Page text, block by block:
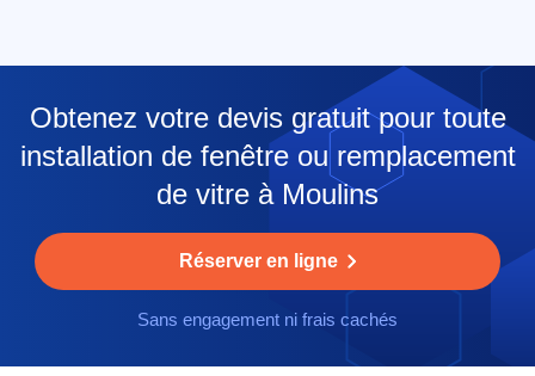
Obtenez votre devis gratuit pour toute
installation de fenêtre ou remplacement
de vitre à Moulins
Réserver en ligne
Sans engagement ni frais cachés